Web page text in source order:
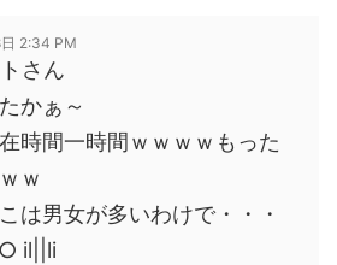
2:34 PM
さん
かぁ～
時間一時間ｗｗｗｗもった
ｗ
は男女が多いわけで・・・
il||li